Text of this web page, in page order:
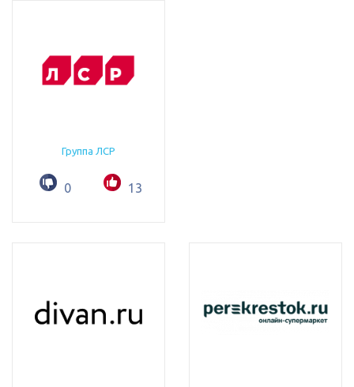
Группа ЛСР
0 13